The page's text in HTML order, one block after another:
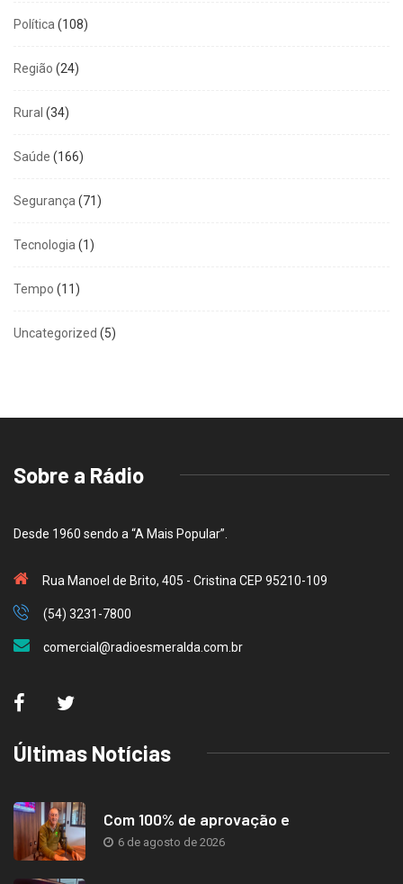
Política (108)
Região (24)
Rural (34)
Saúde (166)
Segurança (71)
Tecnologia (1)
Tempo (11)
Uncategorized (5)
Sobre a Rádio
Desde 1960 sendo a “A Mais Popular”.
Rua Manoel de Brito, 405 - Cristina CEP 95210-109
(54) 3231-7800
comercial@radioesmeralda.com.br
Últimas Notícias
Com 100% de aprovação e
6 de agosto de 2026